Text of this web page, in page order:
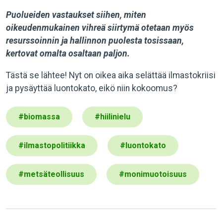
Puolueiden vastaukset siihen, miten
oikeudenmukainen vihreä siirtymä otetaan myös
resurssoinnin ja hallinnon puolesta tosissaan,
kertovat omalta osaltaan paljon.
Tästä se lähtee! Nyt on oikea aika selättää ilmastokriisi
ja pysäyttää luontokato, eikö niin kokoomus?
#biomassa #hiilinielu
#ilmastopolitiikka #luontokato
#metsäteollisuus #monimuotoisuus